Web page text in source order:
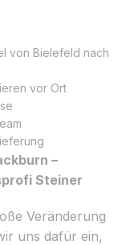
von Bielefeld nach
vor Ort
–
Steiner
Veränderung
uns dafür ein,